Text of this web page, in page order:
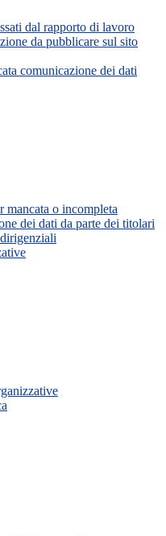
dal rapporto di lavoro
da pubblicare sul sito
comunicazione dei dati
mancata o incompleta
dei dati da parte dei titolari